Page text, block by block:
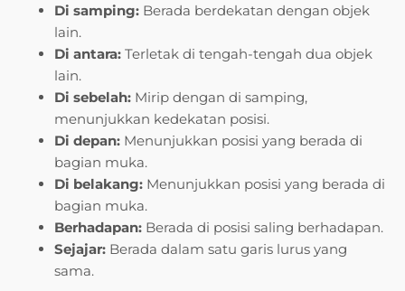
Di samping: Berada berdekatan dengan objek
lain.
Di antara: Terletak di tengah-tengah dua objek
lain.
Di sebelah: Mirip dengan di samping,
menunjukkan kedekatan posisi.
Di depan: Menunjukkan posisi yang berada di
bagian muka.
Di belakang: Menunjukkan posisi yang berada di
bagian muka.
Berhadapan: Berada di posisi saling berhadapan.
Sejajar: Berada dalam satu garis lurus yang
sama.